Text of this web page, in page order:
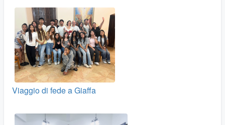
Viaggio di fede a Giaffa